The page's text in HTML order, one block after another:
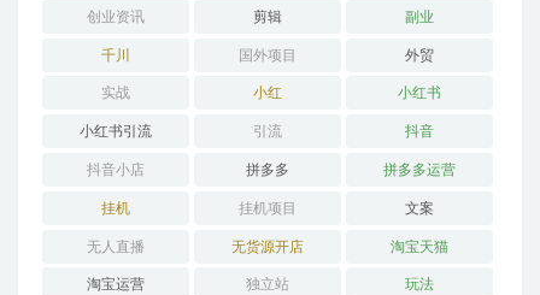
创业资讯 剪辑 副业
千川 国外项目 外贸
实战 小红 小红书
小红书引流 引流 抖音
抖音小店 拼多多 拼多多运营
挂机 挂机项目 文案
无人直播 无货源开店 淘宝天猫
淘宝运营 独立站 玩法